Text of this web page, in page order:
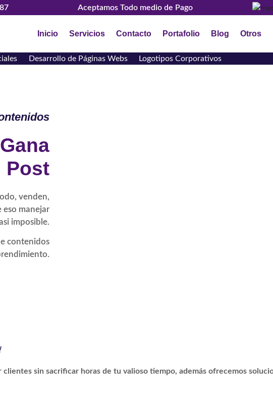
Aceptamos Todo medio de Pago
Inicio Servicios Contacto Portafolio Blog Otros
Desarrollo de Páginas Webs Logotipos Corporativos
Post
venden,
eso manejar
imposible.
contenidos
sin sacrificar horas de tu valioso tiempo, además ofrecemos